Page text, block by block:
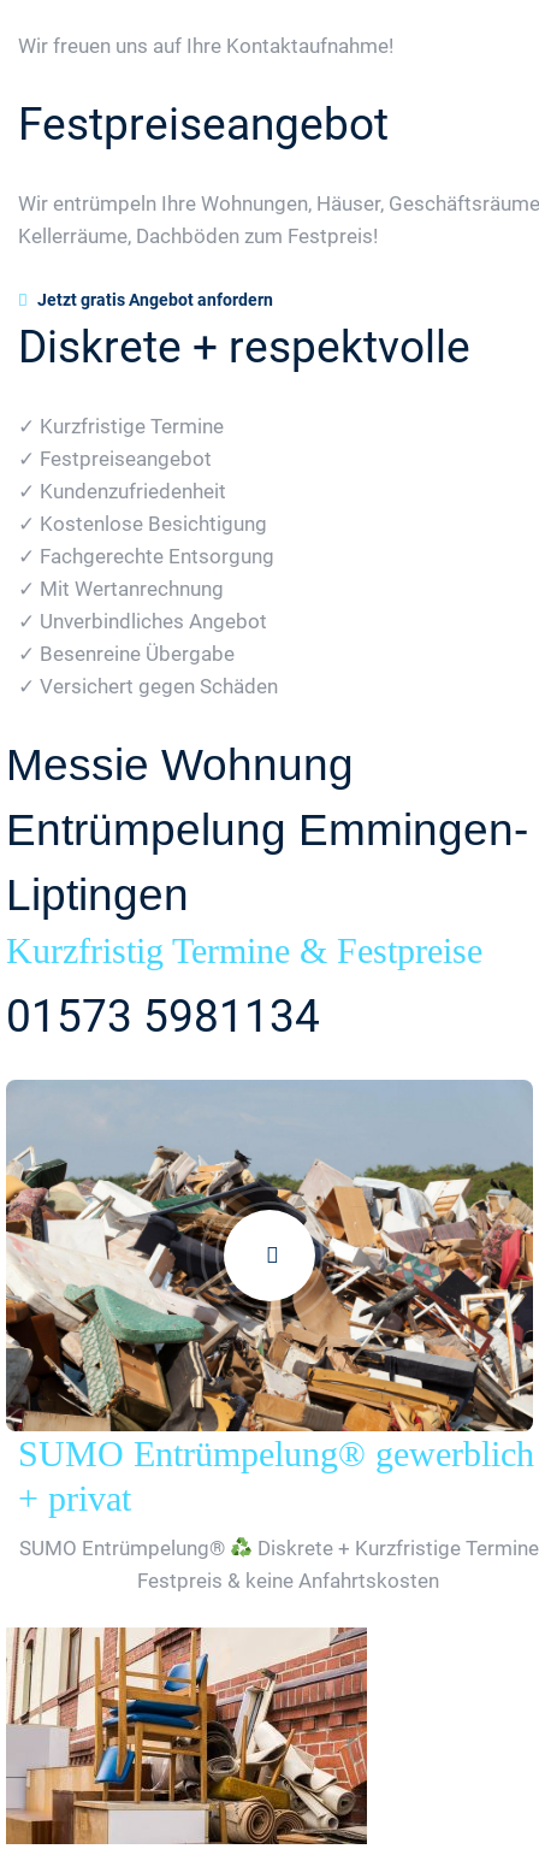
Wir freuen uns auf Ihre Kontaktaufnahme!
Festpreiseangebot
Wir entrümpeln Ihre Wohnungen, Häuser,
Kellerräume, Dachböden zum Festpreis!
Jetzt gratis Angebot anfordern
Diskrete + respektvolle
✓ Kurzfristige Termine
✓ Festpreiseangebot
✓ Kundenzufriedenheit
✓ Kostenlose Besichtigung
✓ Fachgerechte Entsorgung
✓ Mit Wertanrechnung
✓ Unverbindliches Angebot
✓ Besenreine Übergabe
✓ Versichert gegen Schäden
Messie Wohnung
Entrümpelung Emmingen-
Liptingen
Kurzfristig Termine & Festpreise
01573 5981134
SUMO Entrümpelung® gewerblich
+ privat
SUMO Entrümpelung®
Diskrete + Kurzfristige
Festpreis & keine Anfahrtskosten